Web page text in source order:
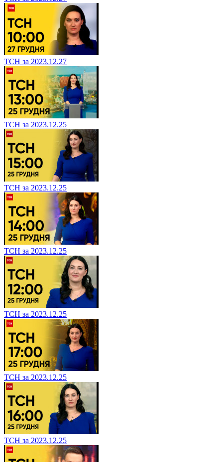
ТСН за 2023.12.27
ТСН за 2023.12.25
ТСН за 2023.12.25
ТСН за 2023.12.25
ТСН за 2023.12.25
ТСН за 2023.12.25
ТСН за 2023.12.25